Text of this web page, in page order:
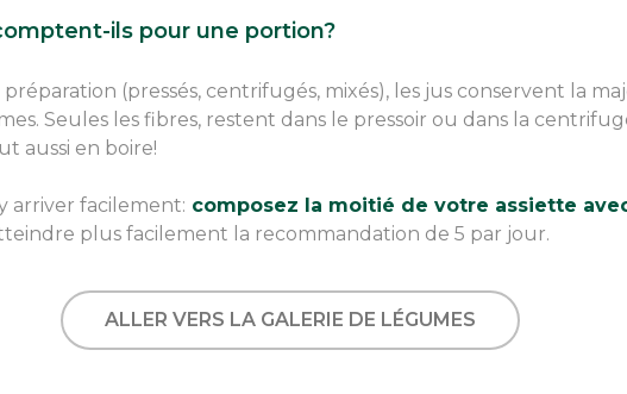
ils pour une portion?
(pressés, centrifugés, mixés), les jus conservent la
Seules les fibres, restent dans le pressoir ou dans la
aussi en boire!
arriver facilement: composez la moitié de votre assiette
plus facilement la recommandation de 5 par jour.
ALLER VERS LA GALERIE DE LÉGUMES